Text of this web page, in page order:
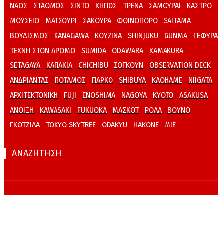
ΝΑΟΣ ΣΤΑΘΜΟΣ ΣΙΝΤΟ ΚΗΠΟΣ ΤΡΕΝΑ ΣΑΜΟΥΡΑΙ
ΚΑΣΤΡΟ
ΜΟΥΣΕΙΟ
ΜΑΤΣΟΥΡΙ ΣΑΚΟΥΡΑ ΦΘΙΝΟΠΩΡΟ
SAITAMA
ΒΟΥΔΙΣΜΟΣ
KANAGAWA ΚΟΥΖΙΝΑ SHINJUKU GUNMA
ΓΕΦΥΡΑ
ΤΕΧΝΗ ΣΤΟΝ ΔΡΟΜΟ
SUMIDA ODAWARA
KAMAKURA
SETAGAYA
ΚΑΠΑΚΙΑ CHICHIBU ΣΟΓΚΟΥΝ
OBSERVATION DECK
ΑΝΔΡΙΑΝΤΑΣ
ΠΟΤΑΜΟΣ ΠΑΡΚΟ SHIBUYA KAOHAME
NIIGATA
ΑΡΧΙΤΕΚΤΟΝΙΚΗ
FUJI ENOSHIMA NAGOYA KYOTO
ASAKUSA
ΑΝΟΙΞΗ
KAWASAKI FUKUOKA ΜΑΣΚΟΤ ΡΟΛΑ
ΒΟΥΝΟ
ΓΚΟΤΖΙΛΑ
TOKYO SKYTREE ODAKYU HAKONE MIE
ΑΝΑΖΗΤΗΣΗ